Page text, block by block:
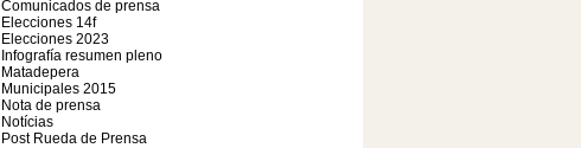
Comunicados de prensa
Elecciones 14f
Elecciones 2023
Infografía resumen pleno
Matadepera
Municipales 2015
Nota de prensa
Notícias
Post Rueda de Prensa